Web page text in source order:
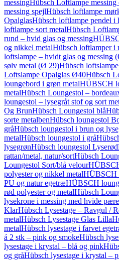
messingHübsch Loftlampe
messing spejlHübsch loftlampe
OpalglasHübsch loftlampe pendel i
loftlampe sort metalHübsch
rund – hvid glas og messing
og nikkel metalHübsch loftlamper i
loftslampe – hvidt glas og messing
sølv metal (Ø 29)Hübsch
Loftslampe Opalglas Ø40Hübsch
loungebord i grøn metalHÜBSCH
metalHübsch Loungestol –
loungestol – lysegråt stof og sort
Og BrunHübsch Loungestol blå
sorte metalbenHübsch loungestol
gråHübsch loungestol i brun og
metalHübsch loungestol i grå
lysegrønHübsch loungestol Lyserød
rattan/metal, natur/sortHübsch
Loungestol Sort/blå velour
polyester og nikkel metalHÜBSCH
PU og natur egetræHÜBSCH
rød polyester og metalHübsch
lysekrone i messing med hvide
KlarHübsch Lysestage – Ravgul /
metalHübsch Lysestage Glas Lilla
metalHübsch lysestage i farvet
á 2 stk – pink og smokeHübsch
lysestage i krystal – blå og pink
og gråHübsch lysestage i krystal –